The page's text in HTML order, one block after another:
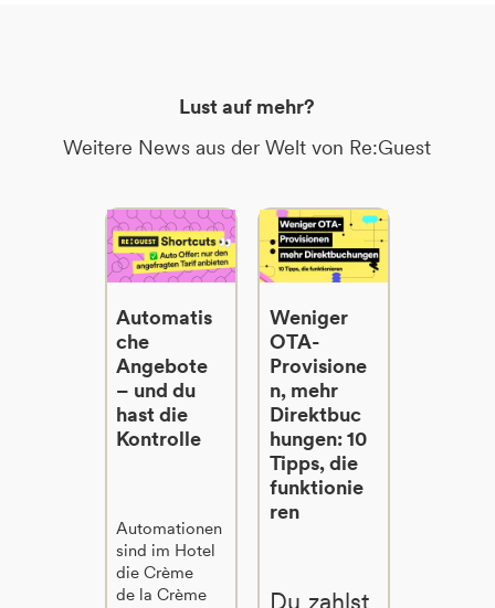
Lust auf mehr?
Weitere News aus der Welt von Re:Guest
Automatis
che
Angebote
– und du
hast die
Kontrolle
Automationen
sind im Hotel
die Crème
de la Crème
Weniger
OTA-
Provisione
n, mehr
Direktbuc
hungen: 10
Tipps, die
funktionie
ren
Du zahlst